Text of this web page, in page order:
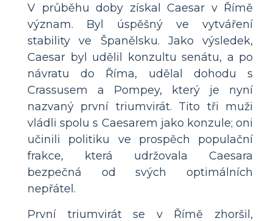
V průběhu doby získal Caesar v Římě
význam. Byl úspěšný ve vytváření
stability ve Španělsku. Jako výsledek,
Caesar byl udělil konzultu senátu, a po
návratu do Říma, udělal dohodu s
Crassusem a Pompey, který je nyní
nazvaný první triumvirát. Tito tři muži
vládli spolu s Caesarem jako konzule; oni
učinili politiku ve prospěch populační
frakce, která udržovala Caesara
bezpečná od svých optimálních
nepřátel.
První triumvirát se v Římě zhoršil,